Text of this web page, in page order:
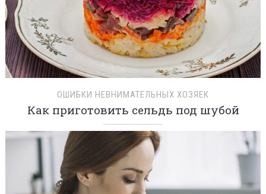
ОШИБКИ НЕВНИМАТЕЛЬНЫХ ХОЗЯЕК
Как приготовить сельдь под шубой